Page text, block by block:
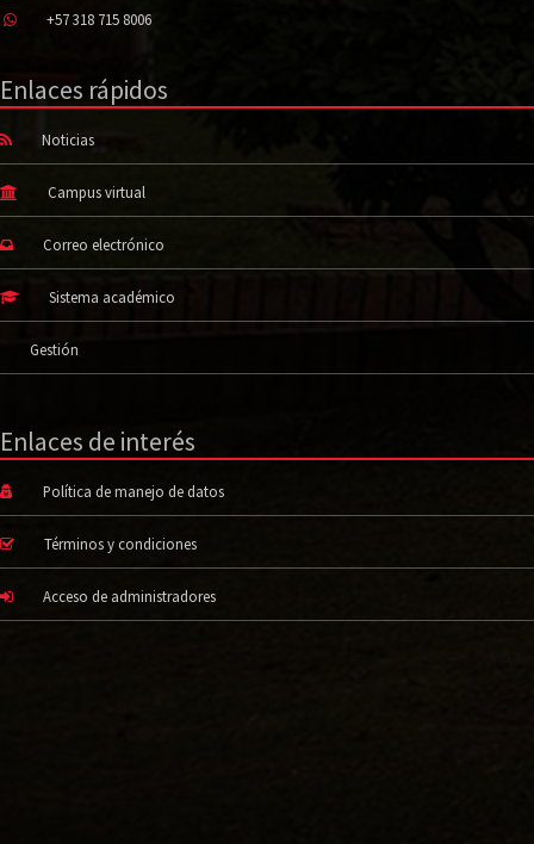
+57 318 715 8006
Enlaces rápidos
Noticias
Campus virtual
Correo electrónico
Sistema académico
Gestión
Enlaces de interés
Política de manejo de datos
Términos y condiciones
Acceso de administradores